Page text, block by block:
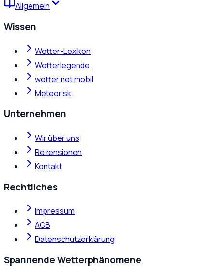
Allgemein
Wissen
Wetter-Lexikon
Wetterlegende
wetter.net mobil
Meteorisk
Unternehmen
Wir über uns
Rezensionen
Kontakt
Rechtliches
Impressum
AGB
Datenschutzerklärung
Spannende Wetterphänomene